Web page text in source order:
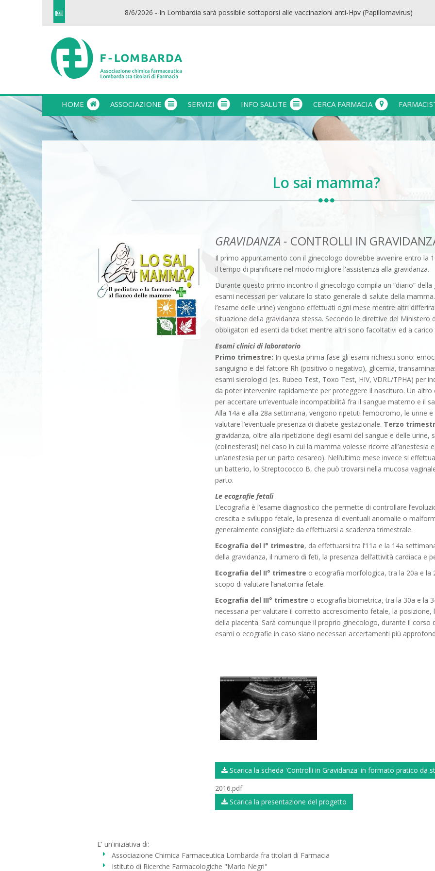
8/6/2026 - In Lombardia sarà possibile sottoporsi alle vaccinazioni anti-Hpv (Papillomavirus) e anti-
HOME ASSOCIAZIONE SERVIZI INFO SALUTE CERCA FARMACIA
Lo sai mamma?
GRAVIDANZA - CONTROLLI IN
Il primo appuntamento con il ginecologo dovrebbe avvenire entro la
il tempo di pianificare nel modo migliore l'assistenza alla gravidanza.
Durante questo primo incontro il ginecologo compila un “diario” della
esami necessari per valutare lo stato generale di salute della
l’esame delle urine) vengono effettuati ogni mese mentre altri
situazione della gravidanza stessa. Secondo le direttive del Ministero
obbligatori ed esenti da ticket mentre altri sono facoltativi ed a
Esami clinici di laboratorio
Primo trimestre: In questa prima fase gli esami richiesti sono:
sanguigno e del fattore Rh (positivo o negativo), glicemia,
esami sierologici (es. Rubeo Test, Toxo Test, HIV, VDRL/TPHA) per
da poter intervenire rapidamente per proteggere il nascituro. Un
per accertare un’eventuale incompatibilità fra il sangue materno e il
Alla 14a e alla 28a settimana, vengono ripetuti l’emocromo, le urine
valutare l’eventuale presenza di diabete gestazionale. Terzo
gravidanza, oltre alla ripetizione degli esami del sangue e delle urine,
(colinesterasi) nel caso in cui la mamma volesse ricorre all’anestesia
un’anestesia per un parto cesareo). Nell’ultimo mese invece si
un batterio, lo Streptococco B, che può trovarsi nella mucosa
parto.
Le ecografie fetali
L’ecografia è l’esame diagnostico che permette di controllare
crescita e sviluppo fetale, la presenza di eventuali anomalie o
generalmente consigliate da effettuarsi a scadenza trimestrale.
Ecografia del I° trimestre, da effettuarsi tra l’11a e la 14a
della gravidanza, il numero di feti, la presenza dell’attività cardiaca e
Ecografia del II° trimestre o ecografia morfologica, tra la 20a e la
scopo di valutare l’anatomia fetale.
Ecografia del III° trimestre o ecografia biometrica, tra la 30a e la
necessaria per valutare il corretto accrescimento fetale, la posizione,
della placenta. Sarà comunque il proprio ginecologo, durante il corso
esami o ecografie in caso siano necessari accertamenti più
Scarica la scheda 'Controlli in Gravidanza' in formato pratico da
2016.pdf
Scarica la presentazione del progetto
E' un'iniziativa di:
Associazione Chimica Farmaceutica Lombarda fra titolari di Farmacia
Istituto di Ricerche Farmacologiche "Mario Negri"